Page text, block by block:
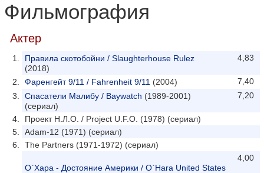
Фильмография
Актер
4,83
Правила скотобойни / Slaughterhouse Rulez
(2018)
7,40
Фаренгейт 9/11 / Fahrenheit 9/11 (2004)
7,20
Спасатели Малибу / Baywatch (1989-2001)
(сериал)
Проект Н.Л.О. / Project U.F.O. (1978) (сериал)
Adam-12 (1971) (сериал)
The Partners (1971-1972) (сериал)
4,00
О`Хара - Достояние Америки / O`Hara United States